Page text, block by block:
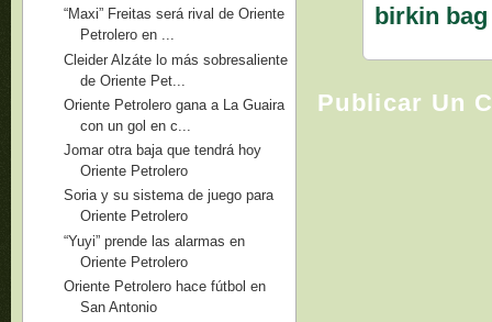
birkin bag
Publicar Un
“Maxi” Freitas será rival de Oriente
Petrolero en ...
Cleider Alzáte lo más sobresaliente
de Oriente Pet...
Oriente Petrolero gana a La Guaira
con un gol en c...
Jomar otra baja que tendrá hoy
Oriente Petrolero
Soria y su sistema de juego para
Oriente Petrolero
“Yuyi” prende las alarmas en
Oriente Petrolero
Oriente Petrolero hace fútbol en
San Antonio